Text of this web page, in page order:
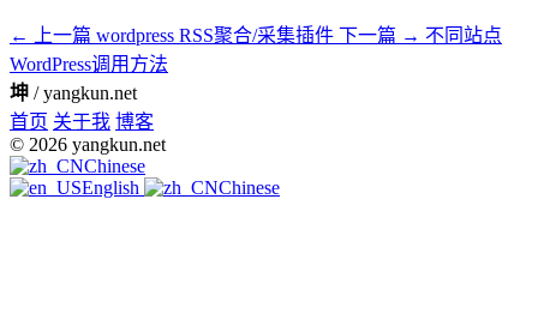
← 上一篇 wordpress RSS聚合/采集插件 下一篇 → 不同站点
WordPress调用方法
坤 / yangkun.net
首页 关于我 博客
© 2026 yangkun.net
Chinese
English
Chinese